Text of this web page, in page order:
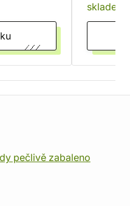
skladem
pečlivě zabaleno